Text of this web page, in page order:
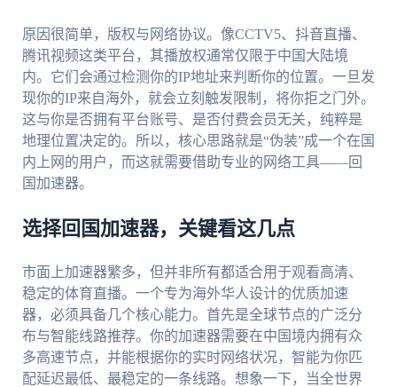
原因很简单，版权与网络协议。像CCTV5、抖音直播、
腾讯视频这类平台，其播放权通常仅限于中国大陆境
内。它们会通过检测你的IP地址来判断你的位置。一旦发
现你的IP来自海外，就会立刻触发限制，将你拒之门外。
这与你是否拥有平台账号、是否付费会员无关，纯粹是
地理位置决定的。所以，核心思路就是“伪装”成一个在国
内上网的用户，而这就需要借助专业的网络工具——回
国加速器。
选择回国加速器，关键看这几点
市面上加速器繁多，但并非所有都适合用于观看高清、
稳定的体育直播。一个专为海外华人设计的优质加速
器，必须具备几个核心能力。首先是全球节点的广泛分
布与智能线路推荐。你的加速器需要在中国境内拥有众
多高速节点，并能根据你的实时网络状况，智能为你匹
配延迟最低、最稳定的一条线路。想象一下，当全世界